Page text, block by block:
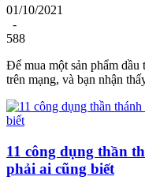
01/10/2021
-
588
Để mua một sản phẩm
trên mạng, và bạn nhận
11 công dụng thần
phải ai cũng biết